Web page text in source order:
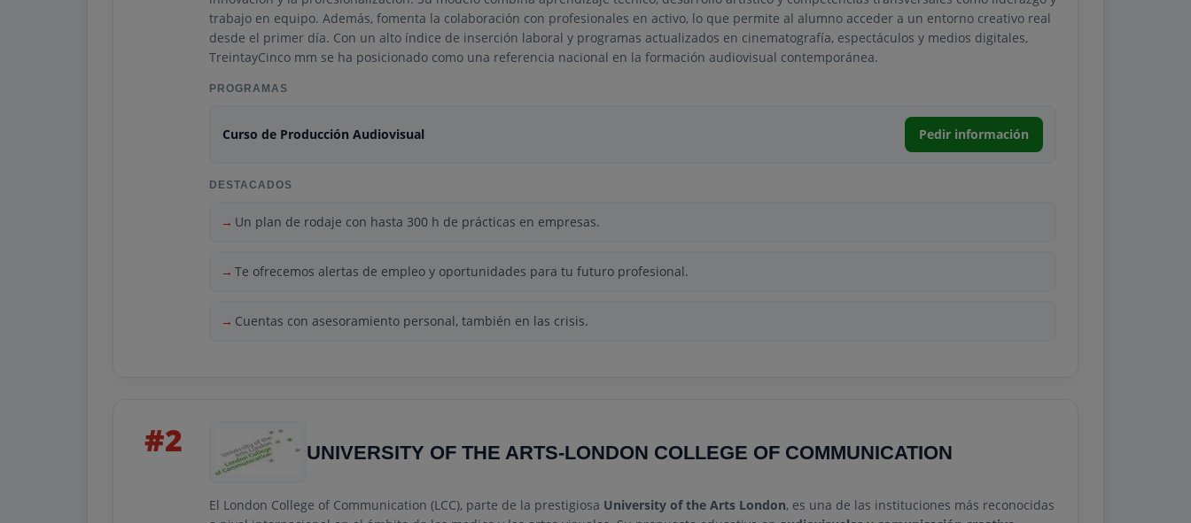
trabajo en equipo. Además, fomenta la colaboración con profesionales en activo, lo que permite al alumno acceder a un entorno creativo real
desde el primer día. Con un alto índice de inserción laboral y programas actualizados en cinematografía, espectáculos y medios digitales,
TreintayCinco mm se ha posicionado como una referencia nacional en la formación audiovisual contemporánea.
PROGRAMAS
Curso de Producción Audiovisual Pedir información
DESTACADOS
Un plan de rodaje con hasta 300 h de prácticas en empresas.
Te ofrecemos alertas de empleo y oportunidades para tu futuro profesional.
Cuentas con asesoramiento personal, también en las crisis.
#2 UNIVERSITY OF THE ARTS-LONDON COLLEGE OF COMMUNICATION
El London College of Communication (LCC), parte de la prestigiosa University of the Arts London, es una de las instituciones más reconocidas